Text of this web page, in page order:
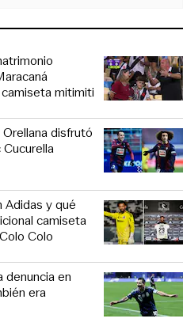
mitimiti
disfrutó
Adidas y qué
camiseta
Colo
denuncia en
era